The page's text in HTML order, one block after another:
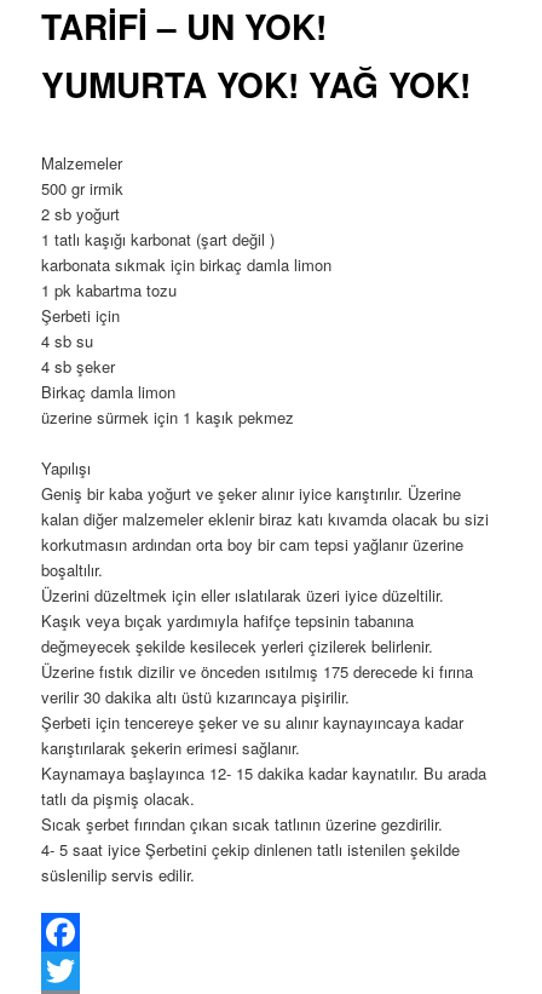
TARİFİ – UN YOK!
YUMURTA YOK! YAĞ YOK!
Malzemeler
500 gr irmik
2 sb yoğurt
1 tatlı kaşığı karbonat (şart değil )
karbonata sıkmak için birkaç damla limon
1 pk kabartma tozu
Şerbeti için
4 sb su
4 sb şeker
Birkaç damla limon
üzerine sürmek için 1 kaşık pekmez
Yapılışı
Geniş bir kaba yoğurt ve şeker alınır iyice karıştırılır. Üzerine
kalan diğer malzemeler eklenir biraz katı kıvamda olacak bu sizi
korkutmasın ardından orta boy bir cam tepsi yağlanır üzerine
boşaltılır.
Üzerini düzeltmek için eller ıslatılarak üzeri iyice düzeltilir.
Kaşık veya bıçak yardımıyla hafifçe tepsinin tabanına
değmeyecek şekilde kesilecek yerleri çizilerek belirlenir.
Üzerine fıstık dizilir ve önceden ısıtılmış 175 derecede ki fırına
verilir 30 dakika altı üstü kızarıncaya pişirilir.
Şerbeti için tencereye şeker ve su alınır kaynayıncaya kadar
karıştırılarak şekerin erimesi sağlanır.
Kaynamaya başlayınca 12- 15 dakika kadar kaynatılır. Bu arada
tatlı da pişmiş olacak.
Sıcak şerbet fırından çıkan sıcak tatlının üzerine gezdirilir.
4- 5 saat iyice Şerbetini çekip dinlenen tatlı istenilen şekilde
süslenilip servis edilir.
Facebook